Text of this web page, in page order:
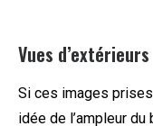
Vues d’extérieurs
Si ces images
idée de l’ampleur